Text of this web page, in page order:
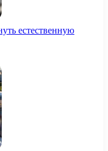
естественную